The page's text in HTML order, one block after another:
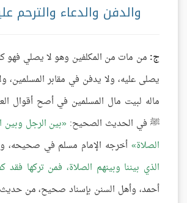
والدفن والدعاء والترحم
ج: من مات من المكلفين وهو لا يصلي فهو
يصلى عليه، ولا يدفن في مقابر المسلمين،
ماله لبيت مال المسلمين في أصح أقوال
ﷺ في الحديث الصحيح: بين الرجل وبين
الصلاة أخرجه الإمام مسلم في صحيحه،
الذي بيننا وبينهم الصلاة، فمن تركها فقد
أحمد، وأهل السنن بإسناد صحيح، من